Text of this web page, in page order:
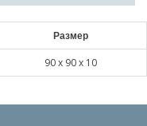
Размер
90 х 90 х 10